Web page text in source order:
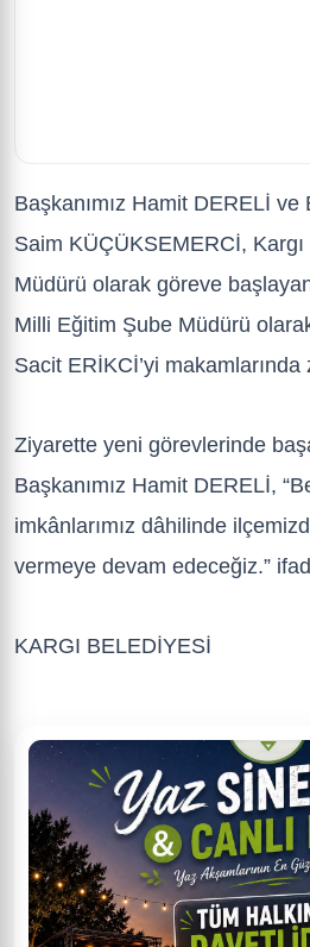
Başkanımız Hamit DERELİ ve
Saim KÜÇÜKSEMERCİ,
Müdürü olarak göreve
Milli Eğitim Şube Müdürü
Sacit ERİKCİ’yi makamlarında
Ziyarette yeni görevlerinde
Başkanımız Hamit DERELİ,
imkânlarımız dâhilinde
vermeye devam edeceğiz.”
KARGI BELEDİYESİ